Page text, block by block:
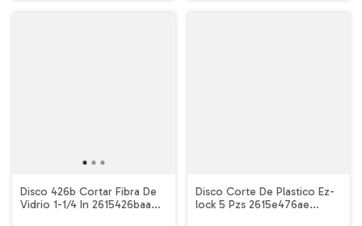
Disco 426b Cortar Fibra De
Vidrio 1-1/4 In 2615426baa
Disco Corte De Plastico Ez-
lock 5 Pzs 2615e476ae